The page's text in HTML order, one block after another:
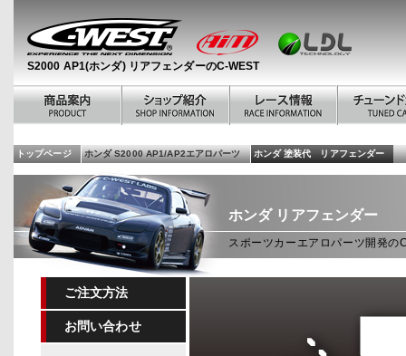
S2000 AP1(ホンダ) リアフェンダーのC-WEST
トップページ ホンダ S2000 AP1/AP2エアロパーツ ホンダ 塗装代 リアフェンダー
ホンダ リアフェンダー
スポーツカーエアロパーツ開発
ご注文方法
お問い合わせ